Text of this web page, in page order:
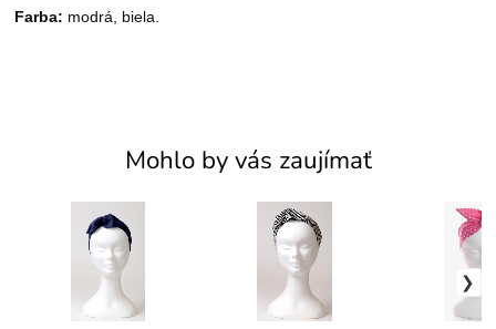
Farba: modrá, biela
Mohlo by vás zaujímať